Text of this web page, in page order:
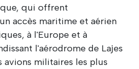
qui offrent
accès maritime et aérien
à l'Europe et à
l'aérodrome de Lajes
militaires les plus